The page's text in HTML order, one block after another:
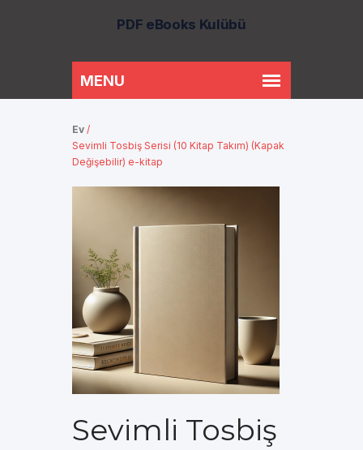
PDF eBooks Kulübü
Ev /
Sevimli Tosbiş Serisi (10 Kitap Takım) (Kapak
Değişebilir) e-kitap
Sevimli Tosbiş